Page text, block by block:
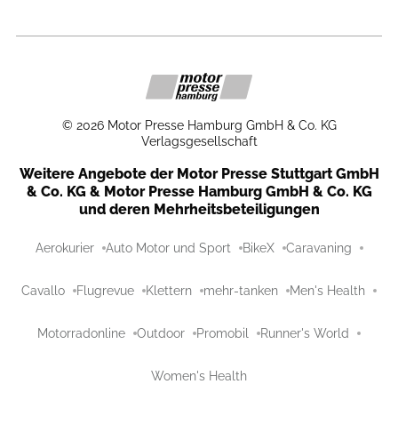
© 2026 Motor Presse Hamburg GmbH & Co. KG
Verlagsgesellschaft
Weitere Angebote der Motor Presse Stuttgart GmbH
& Co. KG & Motor Presse Hamburg GmbH & Co. KG
und deren Mehrheitsbeteiligungen
Aerokurier Auto Motor und Sport BikeX Caravaning
Cavallo Flugrevue Klettern mehr-tanken Men's Health
Motorradonline Outdoor Promobil Runner's World
Women's Health